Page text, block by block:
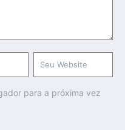
para a próxima vez